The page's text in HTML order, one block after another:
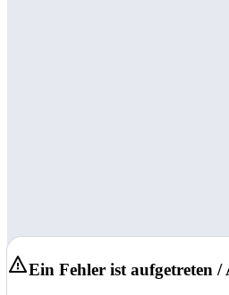
Ein Fehler ist aufgetreten